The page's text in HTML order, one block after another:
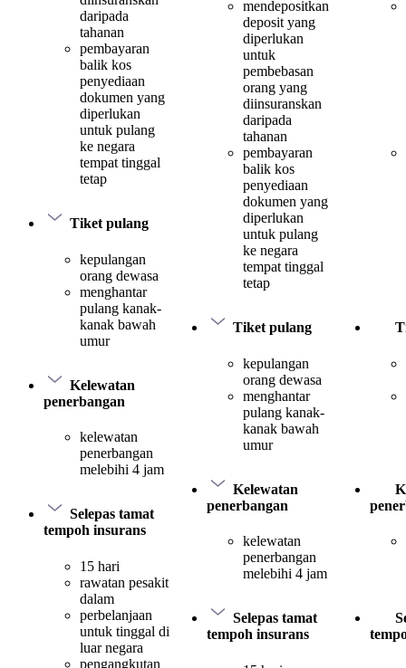
daripada
tahanan
pembayaran
balik kos
penyediaan
dokumen yang
diperlukan
untuk pulang
ke negara
tempat tinggal
tetap
Tiket pulang
kepulangan
orang dewasa
menghantar
pulang kanak-
kanak bawah
umur
Kelewatan
penerbangan
kelewatan
penerbangan
melebihi 4 jam
Selepas tamat
tempoh insurans
15 hari
rawatan pesakit
dalam
perbelanjaan
untuk tinggal di
luar negara
pengangkutan
mendepositkan
deposit yang
diperlukan
untuk
pembebasan
orang yang
diinsuranskan
daripada
tahanan
pembayaran
balik kos
penyediaan
dokumen yang
diperlukan
untuk pulang
ke negara
tempat tinggal
tetap
Tiket pulang
kepulangan
orang dewasa
menghantar
pulang kanak-
kanak bawah
umur
Kelewatan
penerbangan
kelewatan
penerbangan
melebihi 4 jam
Selepas tamat
tempoh insurans